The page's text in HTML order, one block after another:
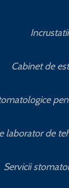
Cabinet de
laborator de
Servicii